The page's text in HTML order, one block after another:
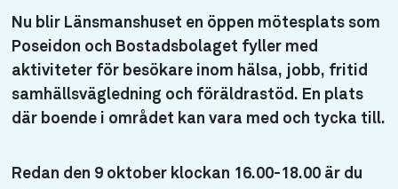
Nu blir Länsmanshuset en öppen mötesplats som
Poseidon och Bostadsbolaget fyller med
aktiviteter för besökare inom hälsa, jobb, fritid
samhällsvägledning och föräldrastöd. En plats
där boende i området kan vara med och tycka till.
Redan den 9 oktober klockan 16.00-18.00 är du